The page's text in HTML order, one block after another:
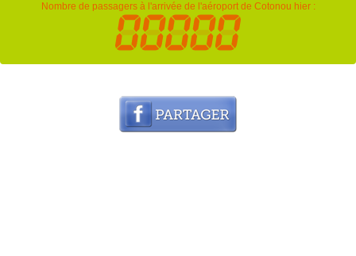
Nombre de passagers à l'arrivée de l'aéroport de Cotonou hier :